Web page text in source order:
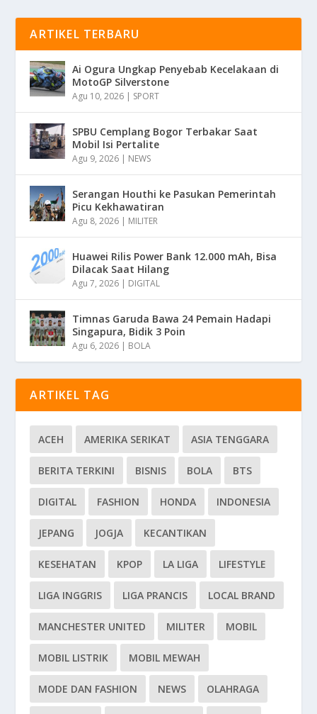
ARTIKEL TERBARU
Ai Ogura Ungkap Penyebab Kecelakaan di
MotoGP Silverstone
Agu 10, 2026 | SPORT
SPBU Cemplang Bogor Terbakar Saat
Mobil Isi Pertalite
Agu 9, 2026 | NEWS
Serangan Houthi ke Pasukan Pemerintah
Picu Kekhawatiran
Agu 8, 2026 | MILITER
Huawei Rilis Power Bank 12.000 mAh, Bisa
Dilacak Saat Hilang
Agu 7, 2026 | DIGITAL
Timnas Garuda Bawa 24 Pemain Hadapi
Singapura, Bidik 3 Poin
Agu 6, 2026 | BOLA
ARTIKEL TAG
ACEH AMERIKA SERIKAT ASIA TENGGARA
BERITA TERKINI BISNIS BOLA BTS
DIGITAL FASHION HONDA INDONESIA
JEPANG JOGJA KECANTIKAN
KESEHATAN KPOP LA LIGA LIFESTYLE
LIGA INGGRIS LIGA PRANCIS LOCAL BRAND
MANCHESTER UNITED MILITER MOBIL
MOBIL LISTRIK MOBIL MEWAH
MODE DAN FASHION NEWS OLAHRAGA